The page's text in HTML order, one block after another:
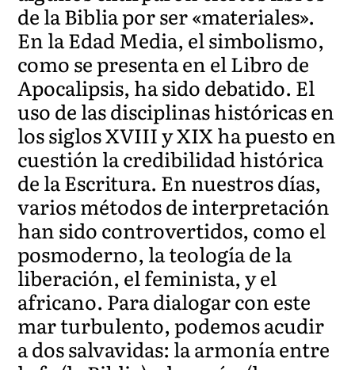
de la Biblia por ser «materiales».
En la Edad Media, el simbolismo,
como se presenta en el Libro de
Apocalipsis, ha sido debatido. El
uso de las disciplinas históricas en
los siglos XVIII y XIX ha puesto en
cuestión la credibilidad histórica
de la Escritura. En nuestros días,
varios métodos de interpretación
han sido controvertidos, como el
posmoderno, la teología de la
liberación, el feminista, y el
africano. Para dialogar con este
mar turbulento, podemos acudir
a dos salvavidas: la armonía entre